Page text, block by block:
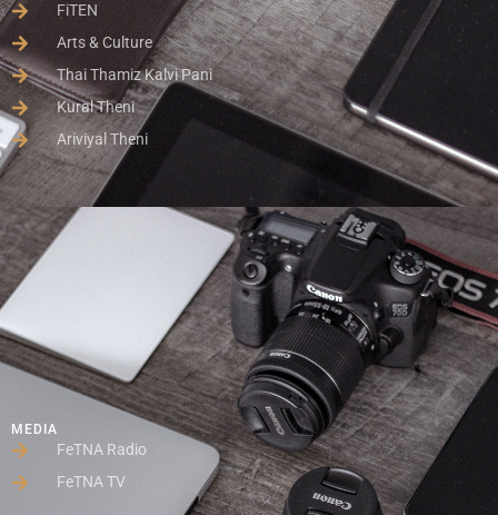
FiTEN
Arts & Culture
Thai Thamiz Kalvi Pani
Kural Theni
Ariviyal Theni
MEDIA
FeTNA Radio
FeTNA TV